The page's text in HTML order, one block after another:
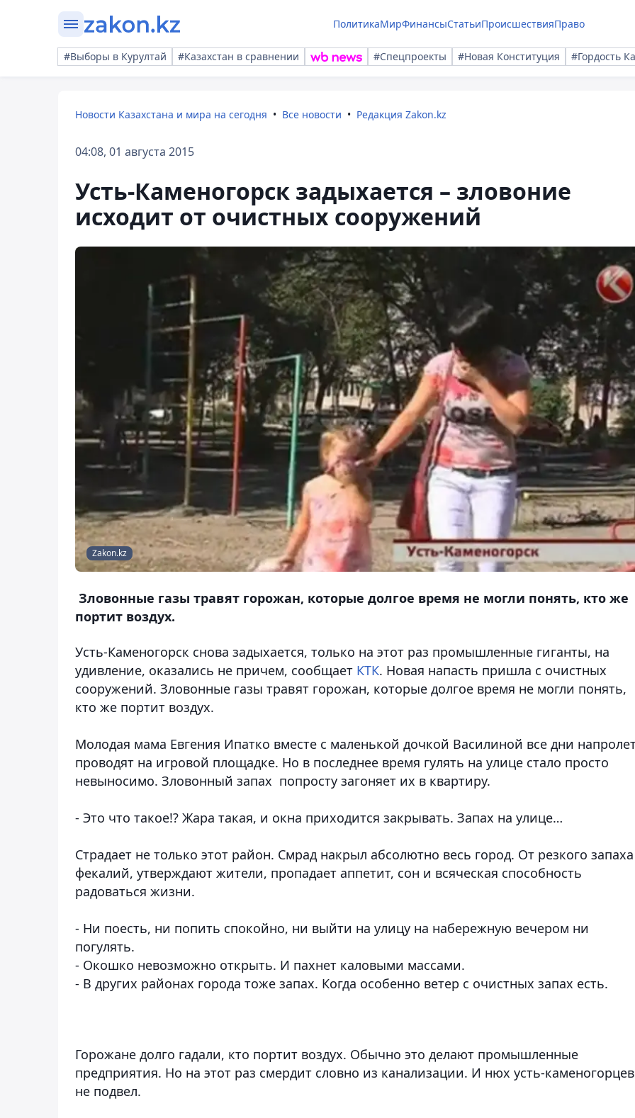
ПолитикаМирФинансыСтатьиПроисшествияПраво
#Выборы в Курултай #Казахстан в сравнении #Спецпроекты #Новая Конституция #Гордость
Новости Казахстана и мира на сегодня Все новости Редакция Zakon.kz
04:08, 01 августа 2015
Усть-Каменогорск задыхается – зловоние
исходит от очистных сооружений
Zakon.kz
Зловонные газы травят горожан, которые долгое время не могли понять, кто же
портит воздух.
Усть-Каменогорск снова задыхается, только на этот раз промышленные гиганты, на
удивление, оказались не причем, сообщает КТК. Новая напасть пришла с очистных
сооружений. Зловонные газы травят горожан, которые долгое время не могли понять,
кто же портит воздух.
Молодая мама Евгения Ипатко вместе с маленькой дочкой Василиной все дни
проводят на игровой площадке. Но в последнее время гулять на улице стало просто
невыносимо. Зловонный запах попросту загоняет их в квартиру.
- Это что такое!? Жара такая, и окна приходится закрывать. Запах на улице…
Страдает не только этот район. Смрад накрыл абсолютно весь город. От резкого запаха
фекалий, утверждают жители, пропадает аппетит, сон и всяческая способность
радоваться жизни.
- Ни поесть, ни попить спокойно, ни выйти на улицу на набережную вечером ни
погулять.
- Окошко невозможно открыть. И пахнет каловыми массами.
- В других районах города тоже запах. Когда особенно ветер с очистных запах есть.
Горожане долго гадали, кто портит воздух. Обычно это делают промышленные
предприятия. Но на этот раз смердит словно из канализации. И нюх усть-каменогорцев
не подвел.